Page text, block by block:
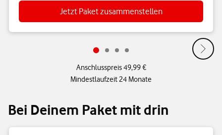
Jetzt Paket zusammenstellen
Anschlusspreis 49,99 €
Mindestlaufzeit 24 Monate
Bei Deinem Paket mit drin